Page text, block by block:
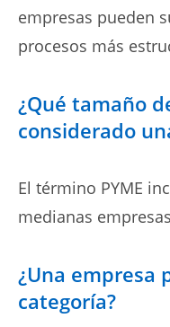
empresas pueden
procesos más
¿Qué tamaño
considerado
El término PYME
medianas
¿Una empresa
categoría?